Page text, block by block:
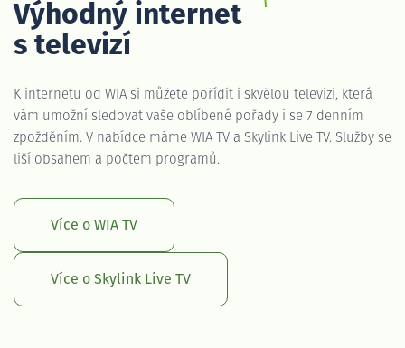
Výhodný internet
s televizí
K internetu od WIA si můžete pořídit i skvělou televizi, která
vám umožní sledovat vaše oblíbené pořady i se 7 denním
zpožděním. V nabídce máme WIA TV a Skylink Live TV. Služby se
liší obsahem a počtem programů.
Více o WIA TV
Více o Skylink Live TV